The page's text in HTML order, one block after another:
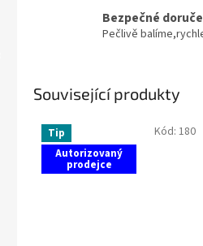
Bezpečné
Pečlivě
Související produkty
Tip
Autorizovaný
prodejce
Kód: 180